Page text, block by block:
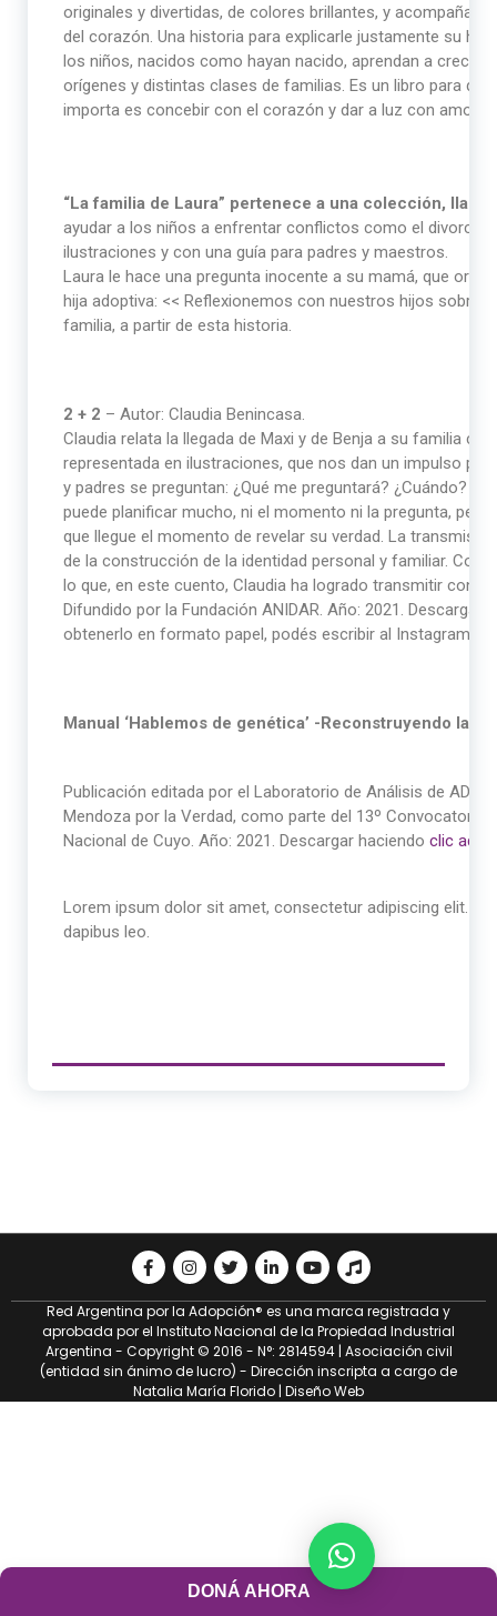
originales y divertidas, de colores brillantes, y
del corazón. Una historia para explicarle justamente su
los niños, nacidos como hayan nacido, aprendan a crecer
orígenes y distintas clases de familias. Es un libro para
importa es concebir con el corazón y dar a luz con amor.
“La familia de Laura” pertenece a una colección,
ayudar a los niños a enfrentar conflictos como el divorcio;
ilustraciones y con una guía para padres y maestros.
Laura le hace una pregunta inocente a su mamá, que
hija adoptiva: << Reflexionemos con nuestros hijos sobre
familia, a partir de esta historia.
2 + 2 – Autor: Claudia Benincasa.
Claudia relata la llegada de Maxi y de Benja a su familia
representada en ilustraciones, que nos dan un impulso
y padres se preguntan: ¿Qué me preguntará? ¿Cuándo?
puede planificar mucho, ni el momento ni la pregunta,
que llegue el momento de revelar su verdad. La
de la construcción de la identidad personal y familiar.
lo que, en este cuento, Claudia ha logrado transmitir con
Difundido por la Fundación ANIDAR. Año: 2021.
obtenerlo en formato papel, podés escribir al Instagram:
Manual ‘Hablemos de genética’ -Reconstruyendo la
Publicación editada por el Laboratorio de Análisis de ADN
Mendoza por la Verdad, como parte del 13º Convocatoria
Nacional de Cuyo. Año: 2021. Descargar haciendo clic aquí
Lorem ipsum dolor sit amet, consectetur adipiscing elit.
dapibus leo.
Red Argentina por la Adopción® es una marca registrada y
aprobada por el Instituto Nacional de la Propiedad Industrial
Argentina - Copyright © 2016 - N°: 2814594 | Asociación civil
(entidad sin ánimo de lucro) - Dirección inscripta a cargo de
Natalia María Florido | Diseño Web
DONÁ AHORA